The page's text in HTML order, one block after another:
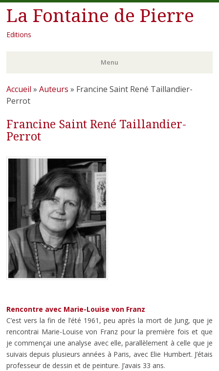
La Fontaine de Pierre
Editions
Menu
Aller
au
principal
Accueil » Auteurs » Francine Saint René Taillandier-
Perrot
Francine Saint René Taillandier-
Perrot
Rencontre avec Marie-Louise von Franz
C’est vers la fin de l’été 1961, peu après la mort de Jung, que je
rencontrai Marie-Louise von Franz pour la première fois et que
je commençai une analyse avec elle, parallèlement à celle que je
suivais depuis plusieurs années à Paris, avec Elie Humbert. J’étais
professeur de dessin et de peinture. J’avais 33 ans.